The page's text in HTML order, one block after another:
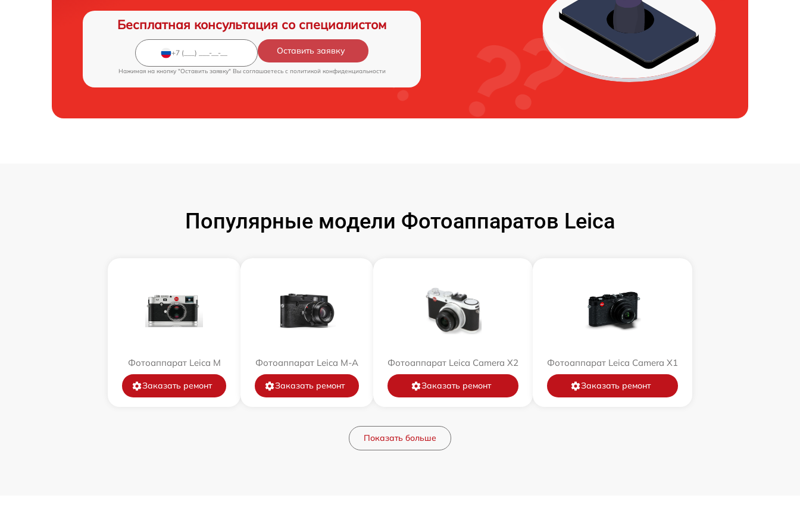
Бесплатная консультация со специалистом
Оставить заявку
Нажимая на кнопку "Оставить заявку" Вы соглашаетесь c политикой конфиденциальности
Популярные модели Фотоаппаратов Leica
Фотоаппарат Leica M
Заказать ремонт
Фотоаппарат Leica M-A
Заказать ремонт
Фотоаппарат Leica Camera X2
Заказать ремонт
Фотоаппарат Leica Camera X1
Заказать ремонт
Показать больше